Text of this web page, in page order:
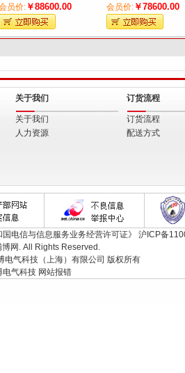
员价:￥88600.00
会员价: ￥78600.00
关于我们
关于我们
人力资源
订货流程
订货流程
配送方式
国电信与信息服务业务经营许可证》 沪ICP备
网. All Rights Reserved.
电气科技（上海）有限公司 版权所有
电气科技 网站报错